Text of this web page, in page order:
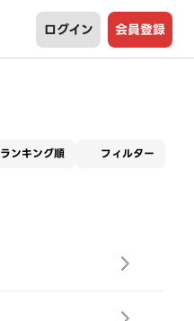
ログイン 会員登録
ランキング順 フィルター